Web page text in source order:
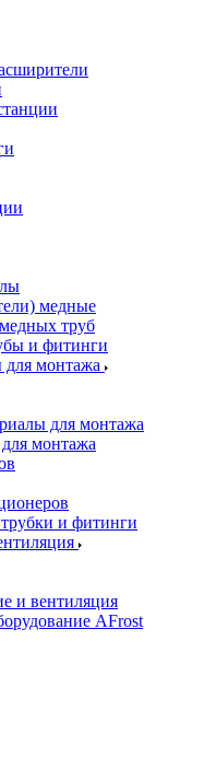
медные
труб
и фитинги
монтажа
для монтажа
монтажа
и фитинги
и вентиляция
AFrost